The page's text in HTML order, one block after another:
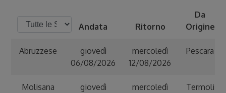
Andata Ritorno
Da
Origine
Abruzzese
giovedì
06/08/2026
mercoledì
12/08/2026
Pescara
Molisana
giovedì
mercoledì
Termoli